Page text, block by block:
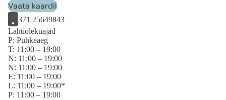
Vaata kaardil
371 25649843
Lahtiolekuajad
P: Puhkeaeg
T: 11:00 – 19:00
N: 11:00 – 19:00
N: 11:00 – 19:00
E: 11:00 – 19:00
L: 11:00 – 19:00*
P: 11:00 – 19:00